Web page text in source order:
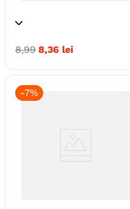
Specie
8,99 8,36 lei
-7%